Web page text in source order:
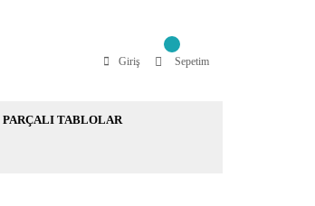
Giriş Sepetim
PARÇALI TABLOLAR